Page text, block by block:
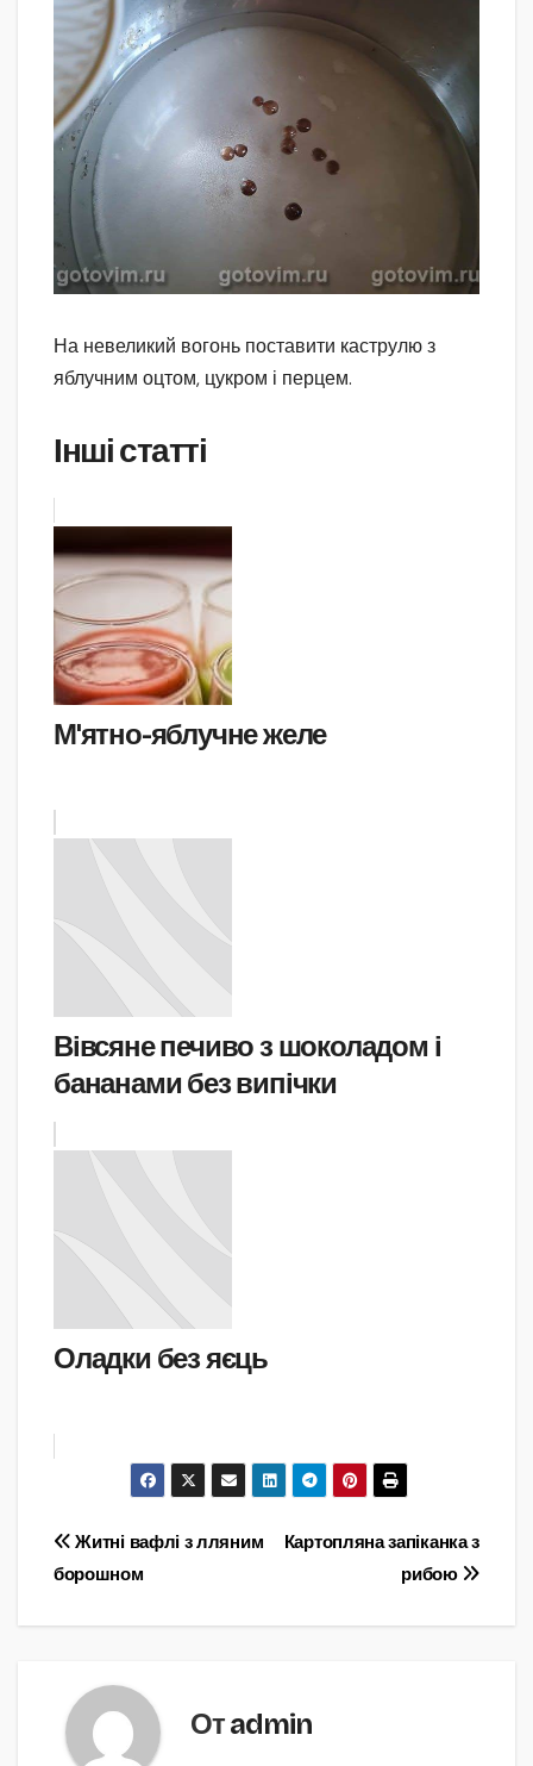
На невеликий вогонь поставити каструлю з
яблучним оцтом, цукром і перцем.
Інші статті
М'ятно-яблучне желе
Вівсяне печиво з шоколадом і
бананами без випічки
Оладки без яєць
Навигация
по
Картопляна запіканка з
рибою
Житні вафлі з лляним
борошном
Отadmin